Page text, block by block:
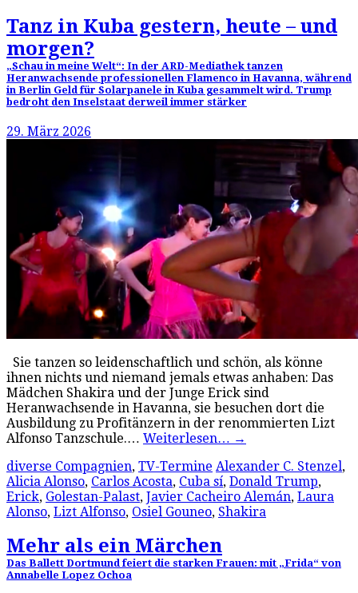
Tanz in Kuba gestern, heute – und
morgen?
„Schau in meine Welt“: In der ARD-Mediathek tanzen
Heranwachsende professionellen Flamenco in Havanna, während
in Berlin Geld für Solarpanele in Kuba gesammelt wird. Trump
bedroht den Inselstaat derweil immer stärker
29. März 2026
Sie tanzen so leidenschaftlich und schön, als könne
ihnen nichts und niemand jemals etwas anhaben: Das
Mädchen Shakira und der Junge Erick sind
Heranwachsende in Havanna, sie besuchen dort die
Ausbildung zu Profitänzern in der renommierten Lizt
Alfonso Tanzschule.… Weiterlesen… →
diverse Compagnien, TV-Termine Alexander C. Stenzel,
Alicia Alonso, Carlos Acosta, Cuba sí, Donald Trump,
Erick, Golestan-Palast, Javier Cacheiro Alemán, Laura
Alonso, Lizt Alfonso, Osiel Gouneo, Shakira
Mehr als ein Märchen
Das Ballett Dortmund feiert die starken Frauen: mit „Frida“ von
Annabelle Lopez Ochoa